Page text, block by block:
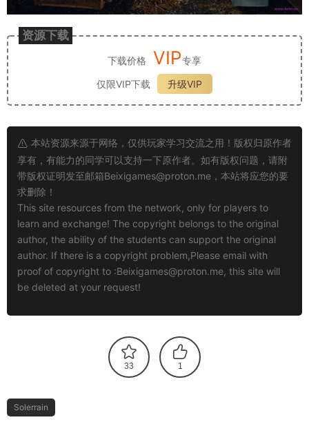
资源下载
下载价格 VIP专享
仅限VIP下载
升级VIP
本站资源来源于网络，仅供玩家学习交流之用！版权归原作者
享有，有能力的同学可以支持一下原作者。如有版权问题，请附
带版权证明发至邮箱Beixigames@proton.me ，本站将应您的要
求删除！
This site resources from the network, only for players to
learn and exchange! The copyright belongs to the original
author, the ability of the students can support the original
author. If there is a copyright problem,Please email with
proof of copyright to :Beixigames@proton.me, this site will
be deleted at your request!
33 1
Solerrain